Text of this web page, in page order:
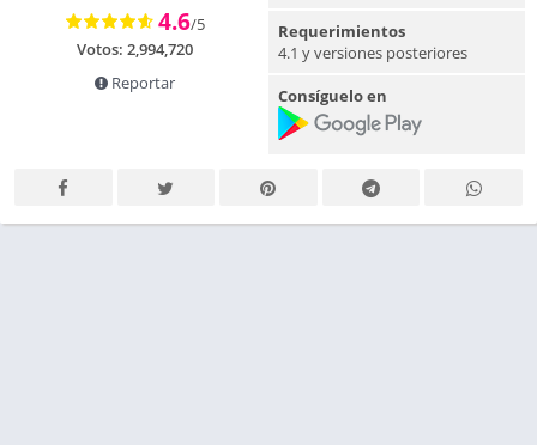
4.6/5
Votos: 2,994,720
Reportar
Requerimientos
4.1 y versiones posteriores
Consíguelo en